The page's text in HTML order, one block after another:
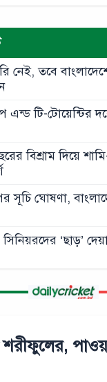
নেই, তবে
এন্ড টি-টোয়েন্টির
বিশ্রাম দিয়ে
সূচি ঘোষণা,
‘ছাড়’